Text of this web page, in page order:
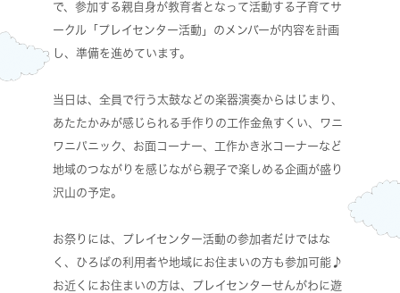
で、参加する親自身が教育者となって活動する子育てサ
ークル「プレイセンター活動」のメンバーが内容を計画
し、準備を進めています。
当日は、全員で行う太鼓などの楽器演奏からはじまり、
あたたかみが感じられる手作りの工作金魚すくい、ワニ
ワニパニック、お面コーナー、工作かき氷コーナーなど
地域のつながりを感じながら親子で楽しめる企画が盛り
沢山の予定。
お祭りには、プレイセンター活動の参加者だけではな
く、ひろばの利用者や地域にお住まいの方も参加可能♪
お近くにお住まいの方は、プレイセンターせんがわに遊